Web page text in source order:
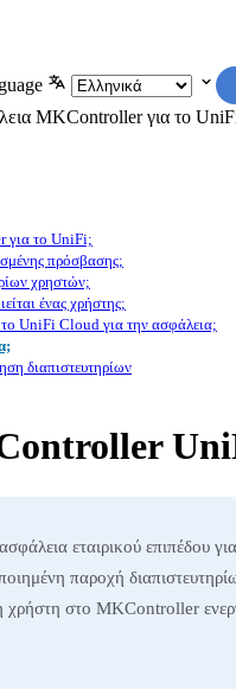
MKController για το
για το UniFi;
πρόσβασης;
χρηστών;
ένας χρήστης;
UniFi Cloud για την ασφάλεια;
διαπιστευτηρίων
εταιρικού
παροχή
χρήστη στο MKController